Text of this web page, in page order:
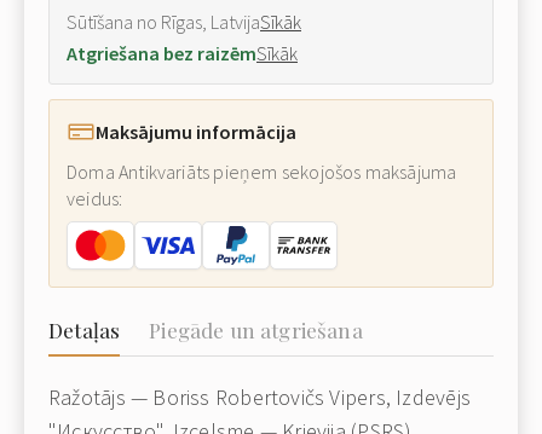
Sūtīšana no Rīgas, LatvijaSīkāk
Atgriešana bez raizēmSīkāk
Maksājumu informācija
Doma Antikvariāts pieņem sekojošos maksājuma
veidus:
Detaļas Piegāde un atgriešana
Ražotājs — Boriss Robertovičs Vipers, Izdevējs